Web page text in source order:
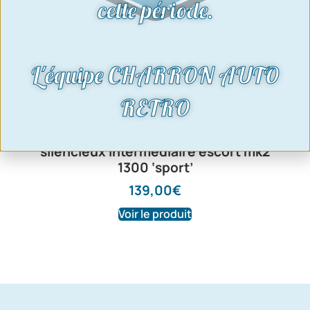
silencieux intermédiaire escort mk2
1300 ‘sport’
139,00€
Voir le produit
cette période.
L'équipe CHARRON AUTO
RETRO